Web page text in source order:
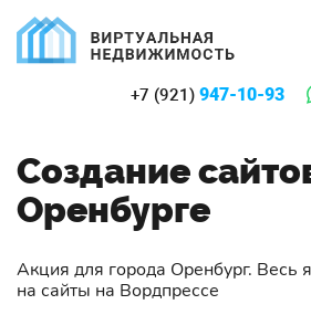
+7 (921) 947-10-93
Создание
Оренбурге
Акция для города Оренбург. Весь
на сайты на Вордпрессе